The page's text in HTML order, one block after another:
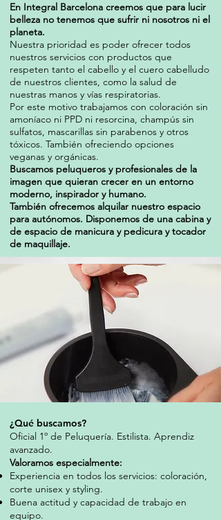
En Integral Barcelona creemos que para lucir
belleza no tenemos que sufrir ni nosotros ni el
planeta.
Nuestra prioridad es poder ofrecer todos
nuestros servicios con productos que
respeten tanto el cabello y el cuero cabelludo
de nuestros clientes, como la salud de
nuestras manos y vías respiratorias.
Por este motivo trabajamos con coloración sin
amoníaco ni PPD ni resorcina, champús sin
sulfatos, mascarillas sin parabenos y otros
tóxicos. También ofreciendo opciones
veganas y orgánicas.
Buscamos peluqueros y profesionales de la
imagen que quieran crecer en un entorno
moderno, inspirador y humano.
También ofrecemos alquilar nuestro espacio
para autónomos. Disponemos de una cabina y
de espacio de manicura y pedicura y tocador
de maquillaje.
¿Qué buscamos?
Oficial 1º de Peluquería. Estilista. Aprendiz
avanzado.
Valoramos especialmente:
Experiencia en todos los servicios: coloración,
corte unisex y styling.
Buena actitud y capacidad de trabajo en
equipo.